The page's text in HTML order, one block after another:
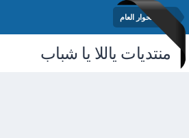
منتدى الحوار العام
منتديات ياللا يا شباب